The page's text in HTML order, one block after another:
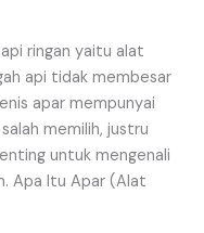
ringan yaitu alat
api tidak membesar
apar mempunyai
memilih, justru
untuk mengenali
Apa Itu Apar (Alat